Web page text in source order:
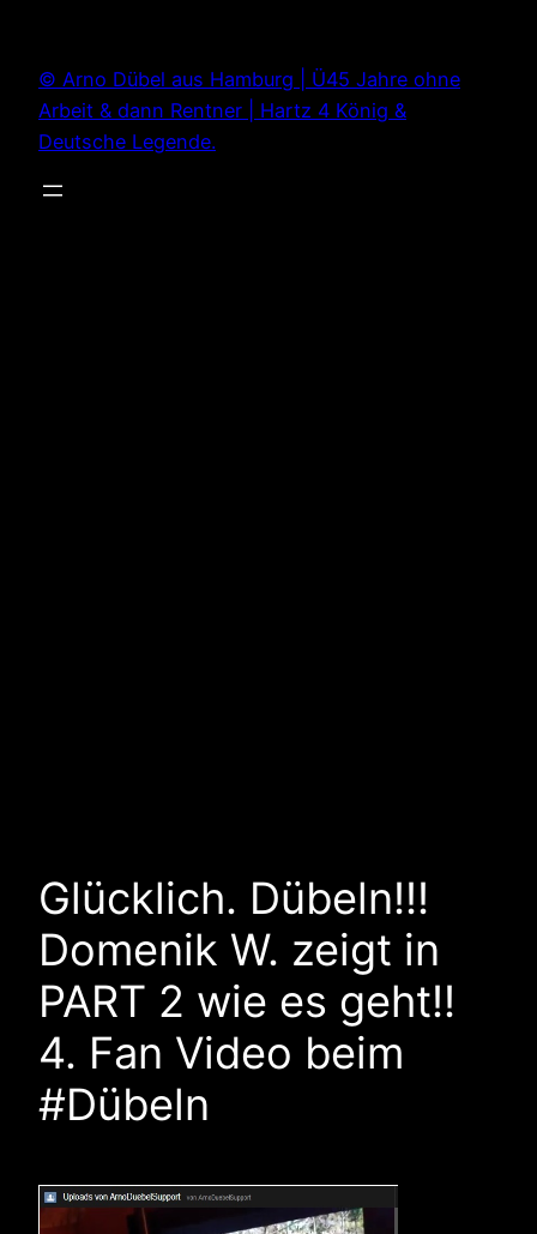
springen
© Arno Dübel aus Hamburg | Ü45 Jahre ohne
Arbeit & dann Rentner | Hartz 4 König &
Deutsche Legende.
Glücklich. Dübeln!!!
Domenik W. zeigt in
PART 2 wie es geht!!
4. Fan Video beim
#Dübeln